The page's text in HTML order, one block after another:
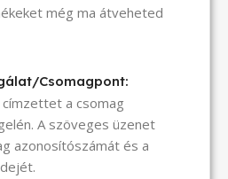
még ma átveheted
Csomagpont:
a csomag
A szöveges üzenet
azonosítószámát és a